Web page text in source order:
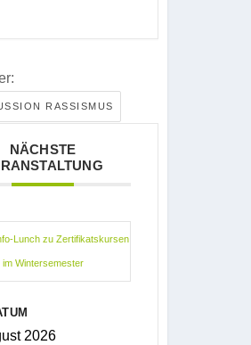
RASSISMUS
NÄCHSTE
Lunch zu Zertifikatskursen
im Wintersemester
2026